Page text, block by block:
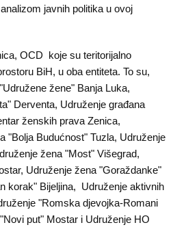
javnih politika u ovoj
OCD koje su teritorijalno
BiH, u oba entiteta. To su,
žene" Banja Luka,
Derventa, Udruženje građana
ženskih prava Zenica,
"Bolja Budućnost" Tuzla, Udruženje
žena "Most" Višegrad,
Udruženje žena "Goraždanke"
korak" Bijeljina, Udruženje aktivnih
"Romska djevojka-Romani
put" Mostar i Udruženje HO